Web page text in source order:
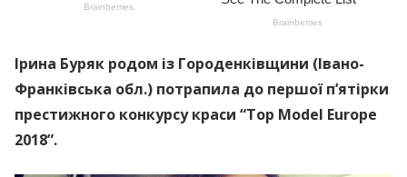
Ірина Буряк родом із Городенківщини (Івано-
Франківська обл.) потрапила до першої п’ятірки
престижного конкурсу краси “Top Model Europe
2018”.